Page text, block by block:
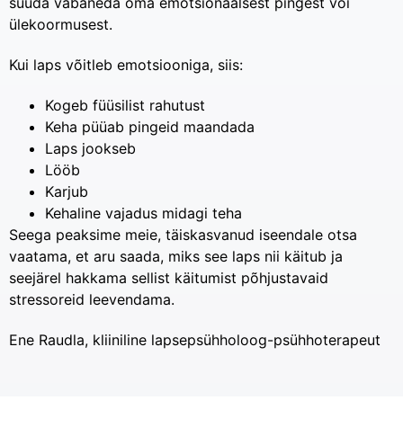
ülekoormusest.
Kui laps võitleb emotsiooniga, siis:
Kogeb füüsilist rahutust
Keha püüab pingeid maandada
Laps jookseb
Lööb
Karjub
Kehaline vajadus midagi teha
Seega peaksime meie, täiskasvanud iseendale otsa
vaatama, et aru saada, miks see laps nii käitub ja
seejärel hakkama sellist käitumist põhjustavaid
stressoreid leevendama.
Ene Raudla, kliiniline lapsepsühholoog-psühhoterapeut